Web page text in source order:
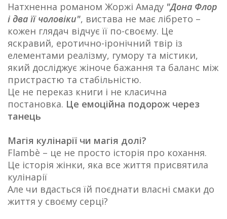
Натхненна романом Жоржі Амаду "Дона Флор
і два її чоловіки", вистава не має лібрето –
кожен глядач відчує її по-своєму. Це
яскравий, еротично-іронічний твір із
елементами реалізму, гумору та містики,
який досліджує жіноче бажання та баланс між
пристрастю та стабільністю.
Це не переказ книги і не класична
постановка. Це емоційна подорож через
танець
Магія кулінарії чи магія долі?
Flambè – це не просто історія про кохання.
Це історія жінки, яка все життя присвятила
кулінарії
Але чи вдасться їй поєднати власні смаки до
життя у своєму серці?